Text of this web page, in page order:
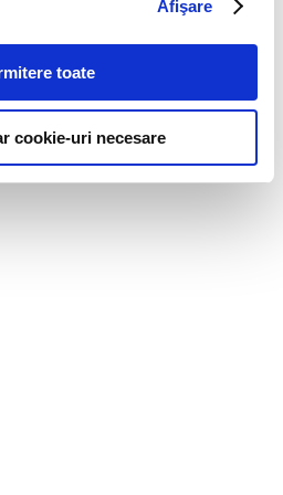
Afişare
toate
cookie-uri necesare